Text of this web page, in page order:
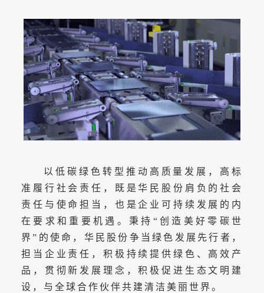
以低碳绿色转型推动高质量发展，高标
准履行社会责任，既是华民股份肩负的社会
责任与使命担当，也是企业可持续发展的内
在要求和重要机遇。秉持“创造美好零碳世
界”的使命，华民股份争当绿色发展先行者，
担当企业责任，积极持续提供绿色、高效产
品，贯彻新发展理念，积极促进生态文明建
设，与全球合作伙伴共建清洁美丽世界。